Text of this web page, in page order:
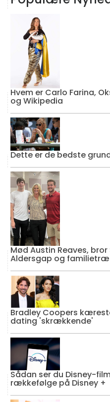
Hvem er Carlo Farina,
og Wikipedia
Dette er de bedste
Mød Austin Reaves, bror
Aldersgap og familietræ
Bradley Coopers
dating 'skrækkende'
Sådan ser du Disney-
rækkefølge på Disney +